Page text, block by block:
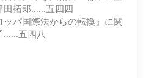
郎......五四四
パ国際法からの転換』に関
五四八